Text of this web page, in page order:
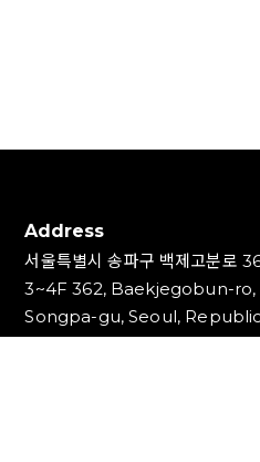
Address
서울특별시 송파구 백제고분로
3~4F 362, Baekjegobun-ro,
Songpa-gu, Seoul,